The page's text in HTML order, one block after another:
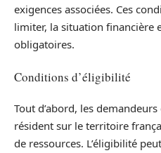
exigences associées. Ces
limiter, la situation financière
obligatoires.
Conditions d’éligibilité
Tout d’abord, les
résident sur le territoire
de ressources. L’éligibilité